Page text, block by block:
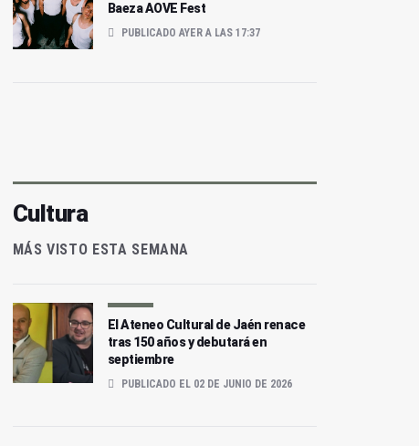
Baeza AOVE Fest
PUBLICADO AYER A LAS 17:37
Cultura
MÁS VISTO ESTA SEMANA
El Ateneo Cultural de Jaén renace
tras 150 años y debutará en
septiembre
PUBLICADO EL 02 DE JUNIO DE 2026